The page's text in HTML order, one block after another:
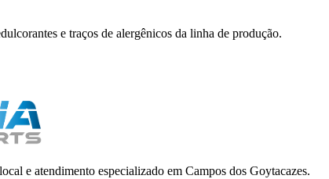
e traços de alergênicos da linha de produção.
e atendimento especializado em Campos dos Goytacazes.